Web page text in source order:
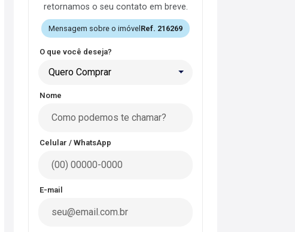
retornamos o seu contato em breve.
Mensagem sobre o imóvel Ref. 216269
O que você deseja?
Quero Comprar
Nome
Celular / WhatsApp
E-mail